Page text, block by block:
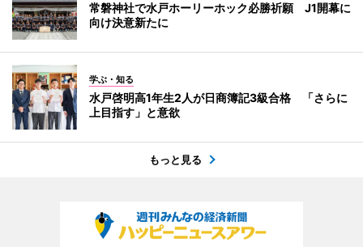
常磐神社で水戸ホーリーホック必勝祈願 J1開幕に
向け決意新たに
学ぶ・知る
水戸啓明高1年生2人が日商簿記3級合格 「さらに
上目指す」と意欲
もっと見る